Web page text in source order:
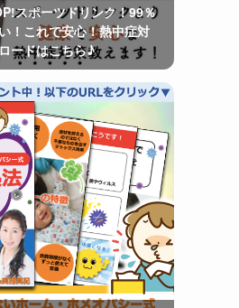
スポーツドリンク！99％
！これで安心！熱中症対
ードはこちら♪